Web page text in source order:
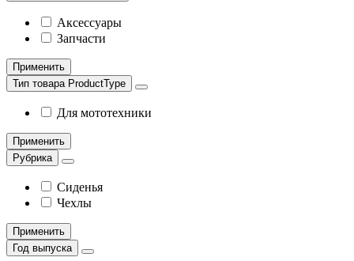
Аксессуары
Запчасти
Применить
Тип товара ProductType
Для мототехники
Применить
Рубрика
Сиденья
Чехлы
Применить
Год выпуска